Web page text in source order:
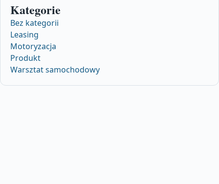
Kategorie
Bez kategorii
Leasing
Motoryzacja
Produkt
Warsztat samochodowy